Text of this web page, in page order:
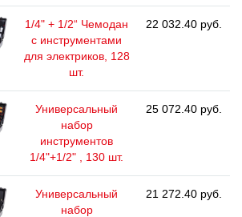
1/4" + 1/2“ Чемодан
с инструментами
для электриков, 128
шт.
22 032.40 руб.
Универсальный
набор
инструментов
1/4"+1/2" , 130 шт.
25 072.40 руб.
Универсальный
набор
21 272.40 руб.